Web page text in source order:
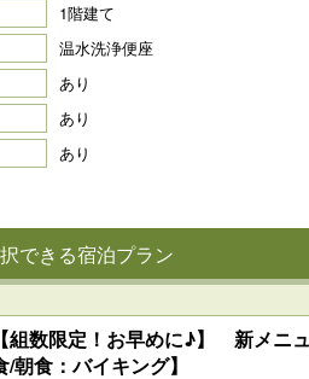
1階建て
温水洗浄便座
あり
あり
あり
できる宿泊プラン
数限定！お早めに♪】 新メニ
/朝食：バイキング】